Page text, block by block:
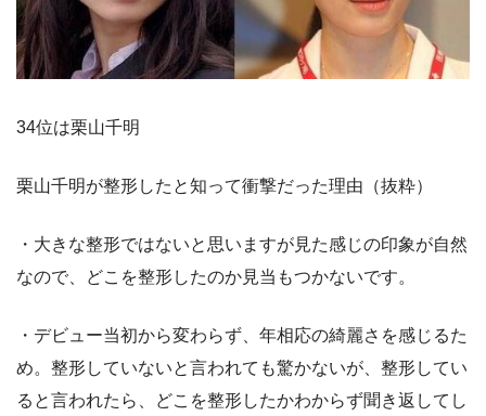
34位は栗山千明
栗山千明が整形したと知って衝撃だった理由（抜粋）
・大きな整形ではないと思いますが見た感じの印象が自然
なので、どこを整形したのか見当もつかないです。
・デビュー当初から変わらず、年相応の綺麗さを感じるた
め。整形していないと言われても驚かないが、整形してい
ると言われたら、どこを整形したかわからず聞き返してし